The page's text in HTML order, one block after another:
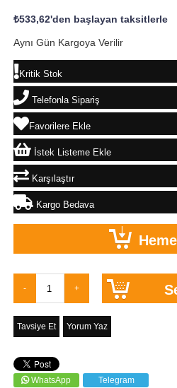
₺533,62'den başlayan taksitlerle
Aynı Gün Kargoya Verilir
Kritik Stok
Telefonla Sipariş
Favorilere Ekle
İstek Listeme Ekle
Karşılaştır
Kargo Bedava
Tavsiye Et Yorum Yaz
WhatsApp Telegram